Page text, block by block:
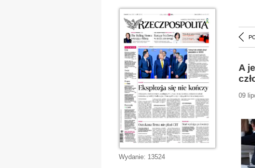
A
09
Wydanie: 13524